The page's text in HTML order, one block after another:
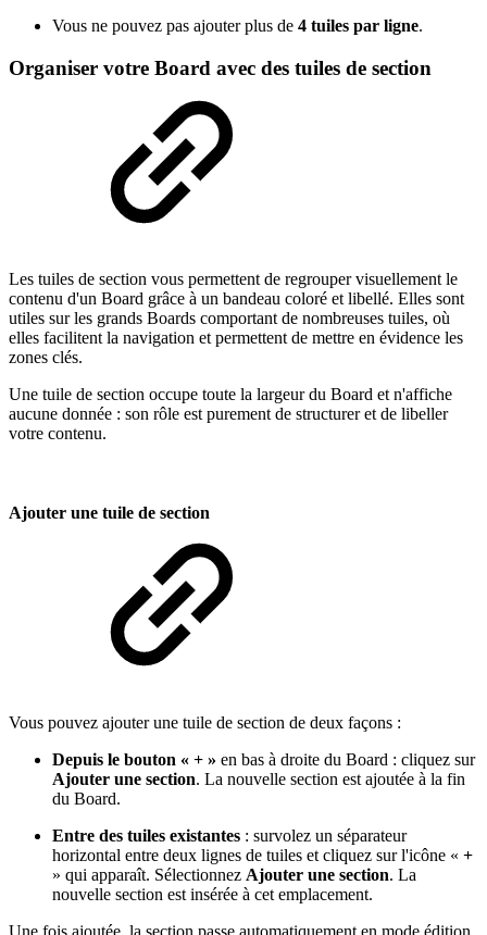
Vous ne pouvez pas ajouter plus de 4 tuiles par ligne.
Organiser votre Board avec des tuiles de section
Les tuiles de section vous permettent de regrouper visuellement le
contenu d'un Board grâce à un bandeau coloré et libellé. Elles sont
utiles sur les grands Boards comportant de nombreuses tuiles, où
elles facilitent la navigation et permettent de mettre en évidence les
zones clés.
Une tuile de section occupe toute la largeur du Board et n'affiche
aucune donnée : son rôle est purement de structurer et de libeller
votre contenu.
Ajouter une tuile de section
Vous pouvez ajouter une tuile de section de deux façons :
Depuis le bouton « + » en bas à droite du Board : cliquez sur
Ajouter une section. La nouvelle section est ajoutée à la fin
du Board.
Entre des tuiles existantes : survolez un séparateur
horizontal entre deux lignes de tuiles et cliquez sur l'icône « +
» qui apparaît. Sélectionnez Ajouter une section. La
nouvelle section est insérée à cet emplacement.